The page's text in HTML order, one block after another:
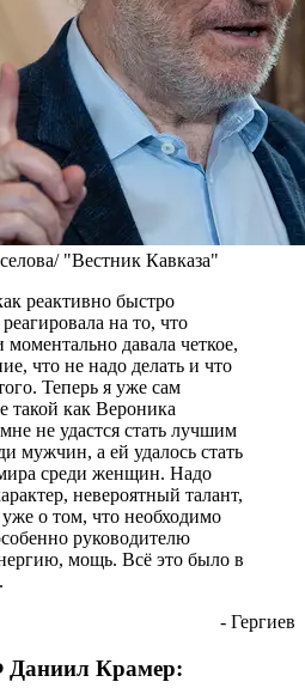
"Вестник Кавказа"
реактивно быстро
на то, что
давала четкое,
что не надо делать и что
Теперь я уже сам
как Вероника
не удастся стать лучшим
мужчин, а ей удалось стать
среди женщин. Надо
невероятный талант,
о том, что необходимо
руководителю
мощь. Всё это было в
- Гергиев
Даниил Крамер: